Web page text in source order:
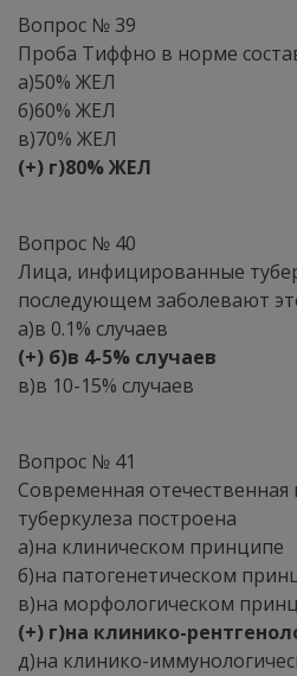
Вопрос № 39
Проба Тиффно в норме
а)50% ЖЕЛ
б)60% ЖЕЛ
в)70% ЖЕЛ
(+) г)80% ЖЕЛ
Вопрос № 40
Лица, инфицированные
последующем заболевают
а)в 0.1% случаев
(+) б)в 4-5% случаев
в)в 10-15% случаев
Вопрос № 41
Современная отечественная
туберкулеза построена
а)на клиническом принципе
б)на патогенетическом
в)на морфологическом
(+) г)на клинико-
д)на клинико-